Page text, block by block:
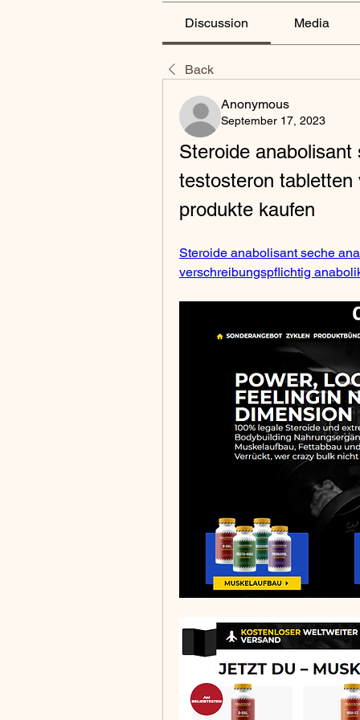
Discussion Media
Back
Anonymous
September 17, 2023
Steroide
testosteron tabletten
produkte kaufen
Steroide anabolisant seche
verschreibungspflichtig